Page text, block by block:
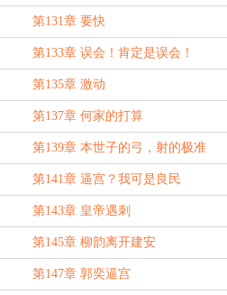
第131章 要快
第133章 误会！肯定是误会！
第135章 激动
第137章 何家的打算
第139章 本世子的弓，射的极准
第141章 逼宫？我可是良民
第143章 皇帝遇刺
第145章 柳韵离开建安
第147章 郭奕逼宫